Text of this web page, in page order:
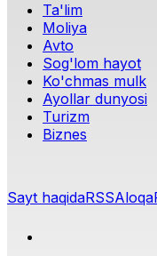
Ta'lim
Moliya
Avto
Sog'lom hayot
Ko'chmas mulk
Ayollar dunyosi
Turizm
Biznes
Sayt haqidaRSSAloqa